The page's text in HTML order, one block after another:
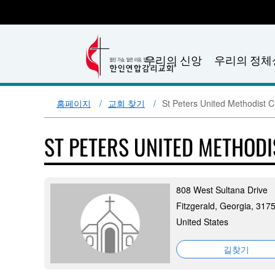
우리의 신앙 우리의 정체
홈페이지 교회 찾기 St Peters United Methodist
ST PETERS UNITED
808 West Sultana Drive
Fitzgerald, Georgia,
United States
길찾기